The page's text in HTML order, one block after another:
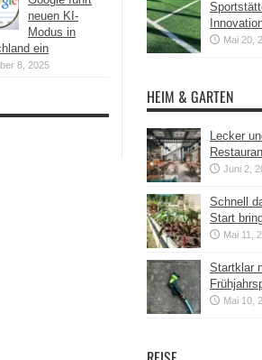
neuen KI-
Modus in
ein
8, 2025
Mai 20,
HEIM & GARTEN
Lecker
Juni 2,
Schnell
Start
Mai 11,
Startklar
Mai 10,